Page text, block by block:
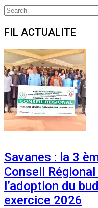
Search
FIL ACTUALITE
Savanes : la 3
Conseil
l’adoption du
exercice 2026